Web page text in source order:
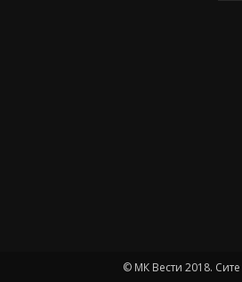
© МК Вести 2018.